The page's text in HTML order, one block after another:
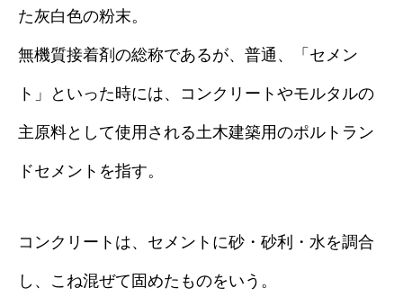
た灰白色の粉末。
無機質接着剤の総称であるが、普通、「セメン
ト」といった時には、コンクリートやモルタルの
主原料として使用される土木建築用のポルトラン
ドセメントを指す。
コンクリートは、セメントに砂・砂利・水を調合
し、こね混ぜて固めたものをいう。